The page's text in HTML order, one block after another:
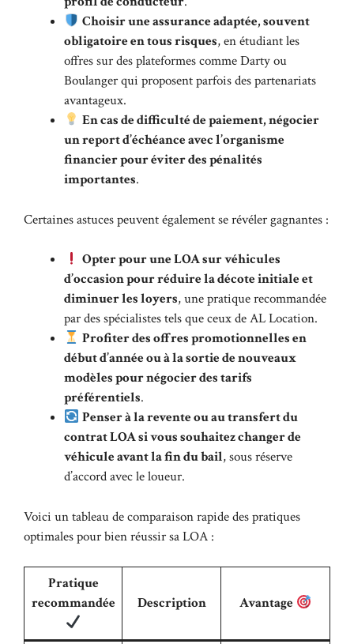
Choisir une assurance adaptée, souvent
obligatoire en tous risques, en étudiant les
offres sur des plateformes comme Darty ou
Boulanger qui proposent parfois des partenariats
avantageux.
En cas de difficulté de paiement, négocier
un report d’échéance avec l’organisme
financier pour éviter des pénalités
importantes.
Certaines astuces peuvent également se révéler gagnantes :
Opter pour une LOA sur véhicules
d’occasion pour réduire la décote initiale et
diminuer les loyers, une pratique recommandée
par des spécialistes tels que ceux deAL Location.
Profiter des offres promotionnelles en
début d’année ou à la sortie de nouveaux
modèles pour négocier des tarifs
préférentiels.
Penser à la revente ou au transfert du
contrat LOA si vous souhaitez changer de
véhicule avant la fin du bail, sous réserve
d’accord avec le loueur.
Voici un tableau de comparaison rapide des pratiques
optimales pour bien réussir sa LOA :
Pratique
recommandée
Description Avantage